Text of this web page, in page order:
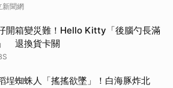
新聞網
開箱變災難！Hello Kitty「後腦勺長滿
退換貨卡關
埕蜘蛛人「搖搖欲墜」！白海豚炸北